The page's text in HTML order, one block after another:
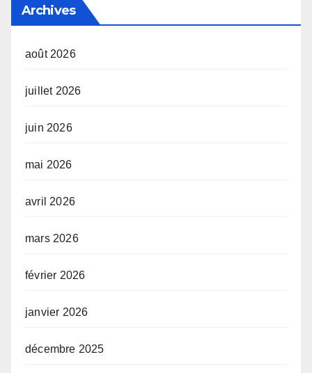
Archives
août 2026
juillet 2026
juin 2026
mai 2026
avril 2026
mars 2026
février 2026
janvier 2026
décembre 2025